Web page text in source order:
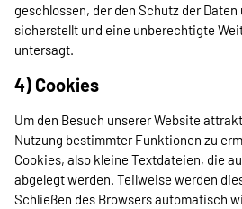
geschlossen, der den Schutz der
sicherstellt und eine unberechtigte
untersagt.
4) Cookies
Um den Besuch unserer Website
Nutzung bestimmter Funktionen zu
Cookies, also kleine Textdateien, die
abgelegt werden. Teilweise werden
Schließen des Browsers automatisch